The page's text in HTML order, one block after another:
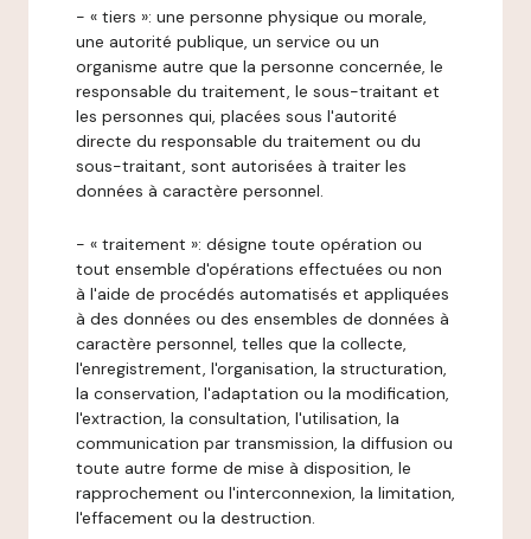
- « tiers »: une personne physique ou morale,
une autorité publique, un service ou un
organisme autre que la personne concernée, le
responsable du traitement, le sous-traitant et
les personnes qui, placées sous l'autorité
directe du responsable du traitement ou du
sous-traitant, sont autorisées à traiter les
données à caractère personnel.
- « traitement »: désigne toute opération ou
tout ensemble d'opérations effectuées ou non
à l'aide de procédés automatisés et appliquées
à des données ou des ensembles de données à
caractère personnel, telles que la collecte,
l'enregistrement, l'organisation, la structuration,
la conservation, l'adaptation ou la modification,
l'extraction, la consultation, l'utilisation, la
communication par transmission, la diffusion ou
toute autre forme de mise à disposition, le
rapprochement ou l'interconnexion, la limitation,
l'effacement ou la destruction.